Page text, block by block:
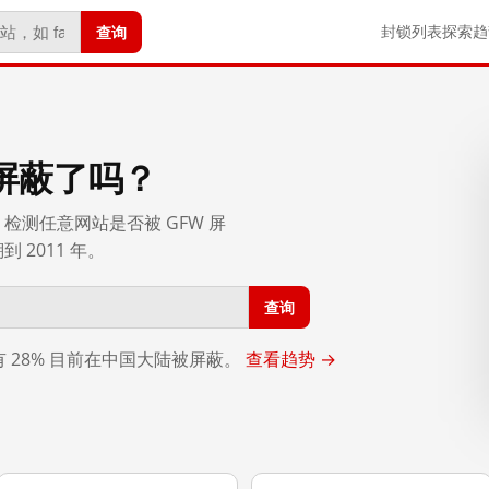
查询 封锁列表探索
蔽了吗？
测任意网站是否被 GFW 屏
2011 年。
查询
目前在中国大陆被屏蔽。 查看趋势 →